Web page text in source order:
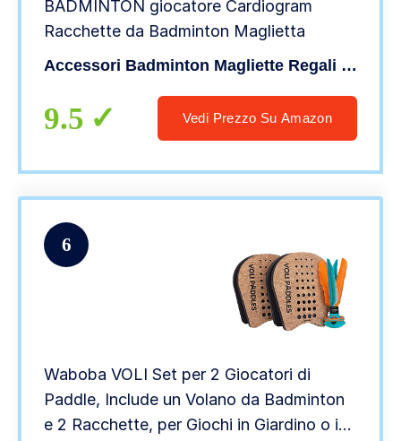
BADMINTON giocatore Cardiogram
Racchette da Badminton Maglietta
Accessori Badminton Magliette Regali Sportivi
9.5 Vedi Prezzo Su Amazon
6
Waboba VOLI Set per 2 Giocatori di
Paddle, Include un Volano da Badminton
e 2 Racchette, per Giochi in Giardino o in